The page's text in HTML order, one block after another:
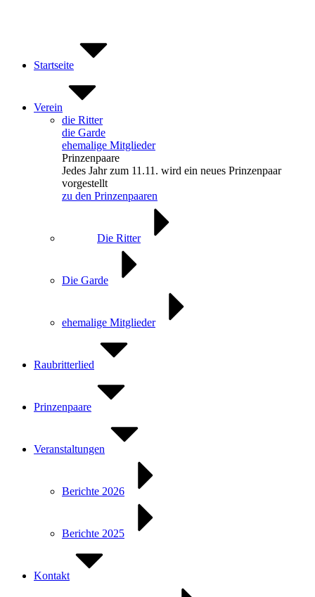
Startseite
Verein
die Ritter
die Garde
ehemalige Mitglieder
Prinzenpaare
Jedes Jahr zum 11.11. wird ein neues Prinzenpaar
vorgestellt
zu den Prinzenpaaren
Die Ritter
Die Garde
ehemalige Mitglieder
Raubritterlied
Prinzenpaare
Veranstaltungen
Berichte 2026
Berichte 2025
Kontakt